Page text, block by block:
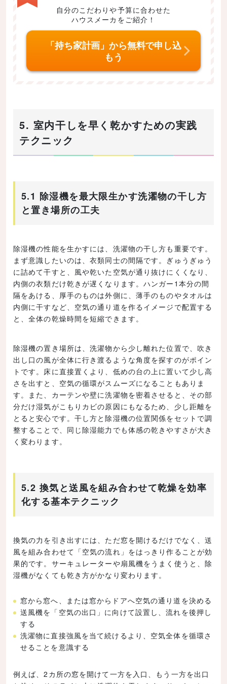
自分のこだわりや予算に合わせた
ハウスメーカをご紹介！
「持ち家計画」から無料で申し込
もう
5. 室内干しを早く乾かすための実践
テクニック
5.1 除湿機を最大限生かす洗濯物の干し方
と置き場所の工夫
除湿機の性能を生かすには、洗濯物の干し方も重要です。
まず意識したいのは、衣類同士の間隔です。ぎゅうぎゅう
に詰めて干すと、風や乾いた空気が通り抜けにくくなり、
内側の衣類だけ乾きが遅くなります。ハンガー1本分の間
隔をあける、厚手のものは外側に、薄手のものやタオルは
内側に干すなど、空気の通り道を作るイメージで配置する
と、全体の乾燥時間を短縮できます。
除湿機の置き場所は、洗濯物から少し離れた位置で、吹き
出し口の風が全体に行き渡るような角度を探すのがポイン
トです。床に直接置くより、低めの台の上に置いて少し高
さを出すと、空気の循環がスムーズになることもありま
す。また、カーテンや壁に洗濯物を密着させると、その部
分だけ湿気がこもりカビの原因にもなるため、少し距離を
とると安心です。干し方と除湿機の位置関係をセットで調
整することで、同じ除湿能力でも体感の乾きやすさが大き
く変わります。
5.2 換気と送風を組み合わせて乾燥を効率
化する基本テクニック
換気の力を引き出すには、ただ窓を開けるだけでなく、送
風を組み合わせて「空気の流れ」をはっきり作ることが効
果的です。サーキュレーターや扇風機をうまく使うと、除
湿機がなくても乾き方がかなり変わります。
窓から窓へ、または窓からドアへ空気の通り道を決める
送風機を「空気の出口」に向けて設置し、流れを後押し
する
洗濯物に直接強風を当て続けるより、空気全体を循環さ
せることを意識する
例えば、2カ所の窓を開けて一方を入口、もう一方を出口